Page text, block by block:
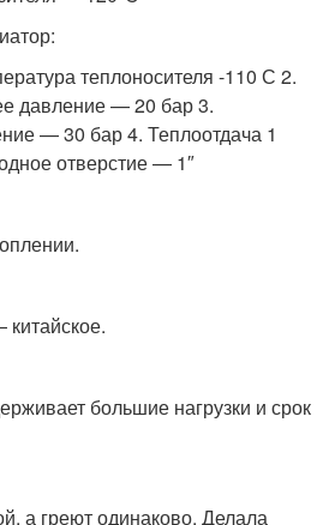
теплоносителя -110 С 2.
давление — 20 бар 3.
— 30 бар 4. Теплоотдача 1
отверстие — 1″
большие нагрузки и срок
а греют одинаково. Делала